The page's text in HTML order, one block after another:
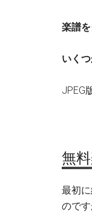
楽譜
いく
JPEG
無
最初
ので